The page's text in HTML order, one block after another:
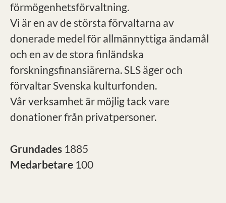
förmögenhetsförvaltning.
Vi är en av de största förvaltarna av
donerade medel för allmännyttiga ändamål
och en av de stora finländska
forskningsfinansiärerna. SLS äger och
förvaltar Svenska kulturfonden.
Vår verksamhet är möjlig tack vare
donationer från privatpersoner.
Grundades 1885
Medarbetare 100